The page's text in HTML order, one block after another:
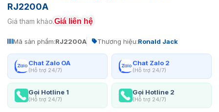
RJ2200A
Giá tham khảo:Giá liên hệ
Mã sản phẩm:RJ2200A Thương hiệu:Ronald Jack
Chat Zalo OA
(Hỗ trợ 24/7)
Chat Zalo 2
(Hỗ trợ 24/7)
Gọi Hotline 1
(Hỗ trợ 24/7)
Gọi Hotline 2
(Hỗ trợ 24/7)